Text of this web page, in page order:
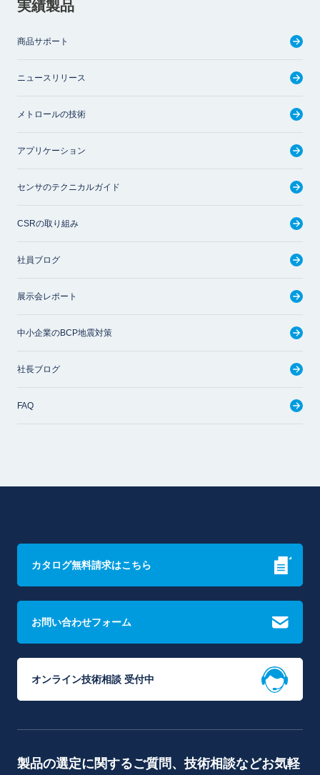
実績製品
商品サポート
ニュースリリース
メトロールの技術
アプリケーション
センサのテクニカルガイド
CSRの取り組み
社員ブログ
展示会レポート
中小企業のBCP地震対策
社長ブログ
FAQ
カタログ無料請求はこちら
お問い合わせフォーム
オンライン技術相談 受付中
製品の選定に関するご質問、技術相談などお気軽